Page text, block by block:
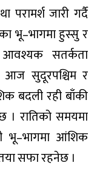
परामर्श जारी गर्दै
भू–भागमा हुस्सु र
सतर्कता
सुदूरपश्चिम र
बदली रही बाँकी
। रातिको समयमा
भू–भागमा आंशिक
सफा रहनेछ ।